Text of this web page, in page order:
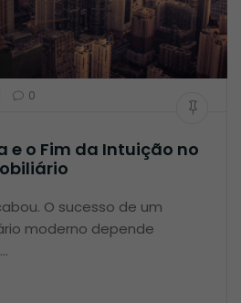
0
e o Fim da Intuição no
O sucesso de um
moderno depende